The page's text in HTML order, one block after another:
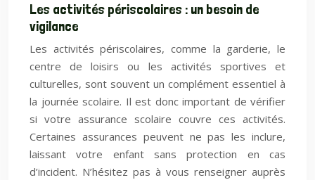
Les activités périscolaires : un besoin de
vigilance
Les activités périscolaires, comme la garderie, le
centre de loisirs ou les activités sportives et
culturelles, sont souvent un complément essentiel à
la journée scolaire. Il est donc important de vérifier
si votre assurance scolaire couvre ces activités.
Certaines assurances peuvent ne pas les inclure,
laissant votre enfant sans protection en cas
d’incident. N’hésitez pas à vous renseigner auprès